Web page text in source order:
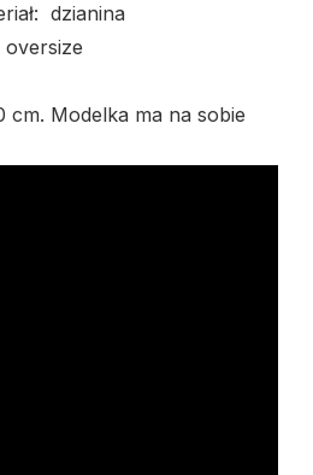
dzianina
cm. Modelka ma na sobie